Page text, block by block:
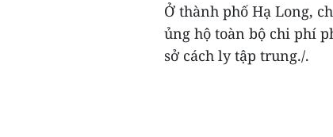
Ở thành phố Hạ Long,
ủng hộ toàn bộ chi phí
sở cách ly tập trung./.